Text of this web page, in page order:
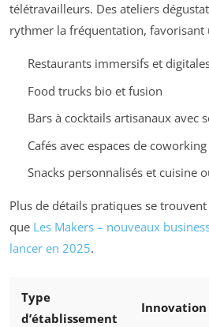
télétravailleurs. Des ateliers
rythmer la fréquentation, favorisant
Restaurants immersifs et
Food trucks bio et fusion
Bars à cocktails artisanaux avec
Cafés avec espaces de
Snacks personnalisés et cuisine
Plus de détails pratiques se
que Les Makers – nouveaux
lancer en 2025.
Type
d’établissement
Innovation